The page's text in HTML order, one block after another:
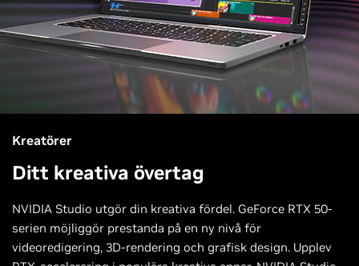
Kreatörer
Ditt kreativa övertag
NVIDIA Studio utgör din kreativa fördel. GeForce RTX 50-
serien möjliggör prestanda på en ny nivå för
videoredigering, 3D-rendering och grafisk design. Upplev